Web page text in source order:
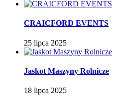
CRAICFORD EVENTS
25 lipca 2025
Jaskot Maszyny Rolnicze
18 lipca 2025